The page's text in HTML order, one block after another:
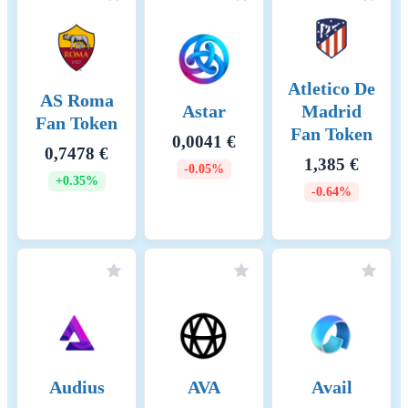
secure the network and
participate in the selection of
active collators. 3.
Governance Participation:
Voting on Network Proposals:
tokens to allow participants to
vote on governance
proposals, helping to
influence the future direction
of the network and
involvement in network
management. Applicable
Fees: 1. Transaction Fees:
determined based on the
complexity and size of the
fees in the native token
AS Roma
Fan Token
0,7478 €
+0.35%
Astar
0,0041 €
-0.05%
Atletico De
Madrid
Fan Token
1,385 €
-0.64%
Audius AVA Avail